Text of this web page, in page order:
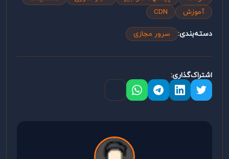
آموزش
CDN
دسته‌بندی: سرور مجازی
اشتراک‌گذاری: